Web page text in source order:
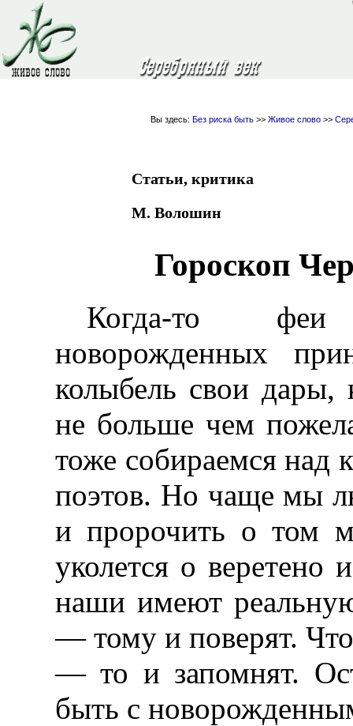
Вы здесь: Без риска быть >> Живое слово >>
Статьи, критика
М. Волошин
Гороскоп
Когда-то феи
новорожденных
колыбель свои
не больше чем
тоже собираемся над
поэтов. Но чаще мы
и пророчить о том
уколется о веретено
наши имеют
— тому и поверят.
— то и запомнят.
быть с